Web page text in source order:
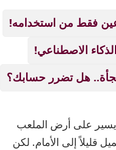
فقط من استخدامه!
هل تضرر حسابك؟
يسير على أرض الملعب
قليلاً إلى الأمام. لكن